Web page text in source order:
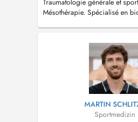
Traumatologie générale et
Mésothérapie. Spécialisé en
MARTIN
Sportmedizin